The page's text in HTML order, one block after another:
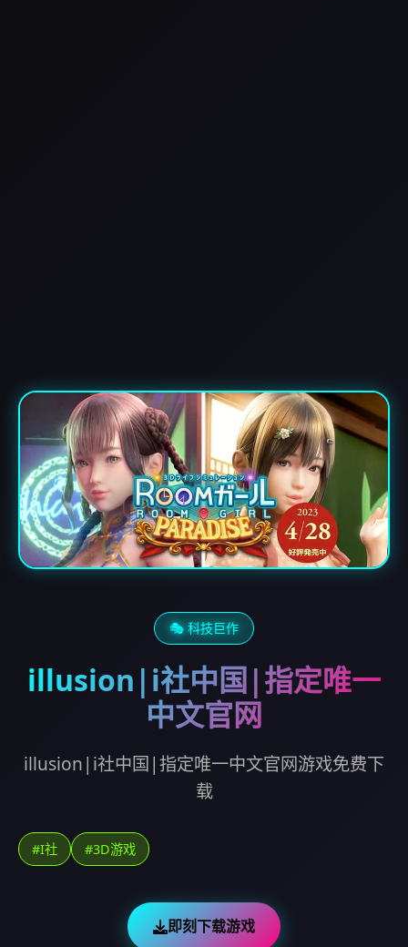
🎭 科技巨作
illusion|i社中国|指定唯一
中文官网
illusion|i社中国|指定唯一中文官网游戏免费下
载
#I社 #3D游戏
即刻下载游戏